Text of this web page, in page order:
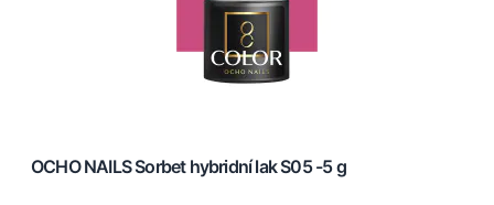
OCHO NAILS Sorbet hybridní lak S05 -5 g